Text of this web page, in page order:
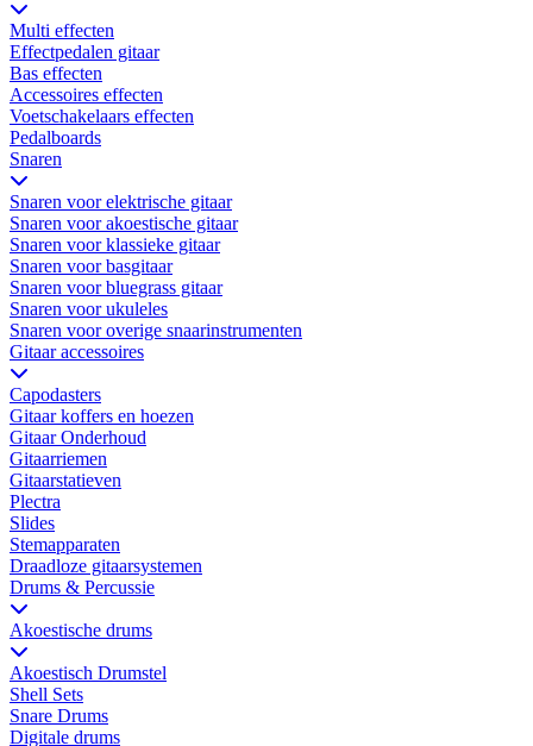
Multi effecten
Effectpedalen gitaar
Bas effecten
Accessoires effecten
Voetschakelaars effecten
Pedalboards
Snaren
Snaren voor elektrische gitaar
Snaren voor akoestische gitaar
Snaren voor klassieke gitaar
Snaren voor basgitaar
Snaren voor bluegrass gitaar
Snaren voor ukuleles
Snaren voor overige snaarinstrumenten
Gitaar accessoires
Capodasters
Gitaar koffers en hoezen
Gitaar Onderhoud
Gitaarriemen
Gitaarstatieven
Plectra
Slides
Stemapparaten
Draadloze gitaarsystemen
Drums & Percussie
Akoestische drums
Akoestisch Drumstel
Shell Sets
Snare Drums
Digitale drums